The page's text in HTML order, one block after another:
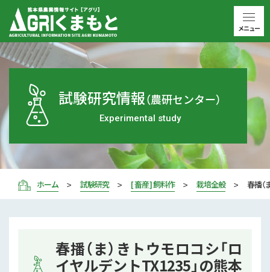
試験研究情報（農研センター）
Experimental study
ホーム 試験研究 [ 畜産 ] 飼料作 栽培全般 春播
春播（ま）きトウモロコシ「ロ
イヤルデントTX1235」の熊本
メニュー